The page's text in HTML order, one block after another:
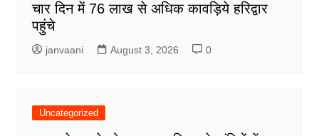
चार दिन में 76 लाख से अधिक कावड़िये हरिद्वार
पहुंचे
janvaani August 3, 2026 0
Uncategorized